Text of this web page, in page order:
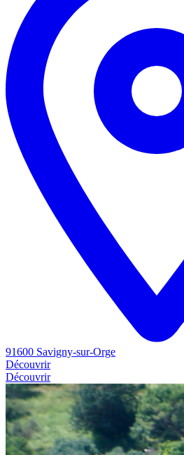
91600 Savigny-sur-Orge
Découvrir
Découvrir